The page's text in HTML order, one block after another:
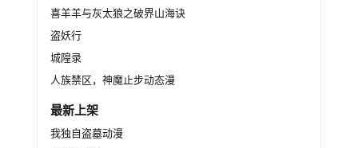
喜羊羊与灰太狼之破界山海诀
盗妖行
城隍录
人族禁区，神魔止步动态漫
最新上架
我独自盗墓动漫